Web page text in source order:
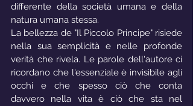
differente della società umana e della
natura umana stessa.
La bellezza de "Il Piccolo Principe" risiede
nella sua semplicità e nelle profonde
verità che rivela. Le parole dell'autore ci
ricordano che l'essenziale è invisibile agli
occhi e che spesso ciò che conta
davvero nella vita è ciò che sta nel